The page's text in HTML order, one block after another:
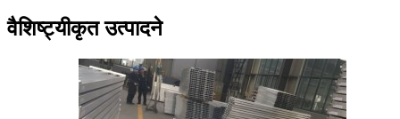
वैशिष्ट्यीकृत उत्पादने